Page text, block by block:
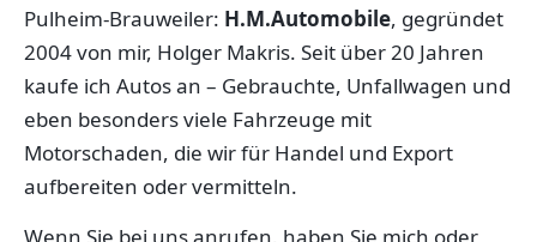
Pulheim-Brauweiler: H.M.Automobile, gegründet
2004 von mir, Holger Makris. Seit über 20 Jahren
kaufe ich Autos an – Gebrauchte, Unfallwagen und
eben besonders viele Fahrzeuge mit
Motorschaden, die wir für Handel und Export
aufbereiten oder vermitteln.